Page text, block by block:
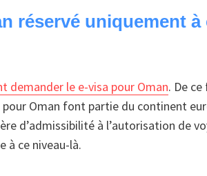
réservé uniquement à
demander le e-visa pour Oman. De
Oman font partie du continent
d’admissibilité à l’autorisation de
à ce niveau-là.